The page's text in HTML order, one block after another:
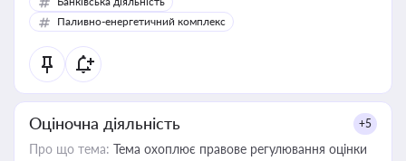
Паливно-енергетичний комплекс
Оціночна діяльність +5
Про що тема: Тема охоплює правове регулювання оцінки